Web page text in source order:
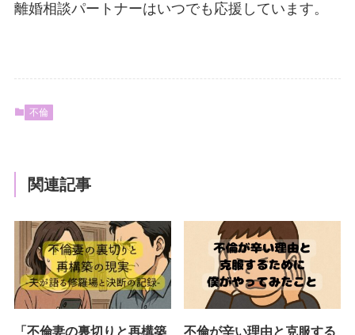
離婚相談パートナーはいつでも応援しています。
不倫
関連記事
「不倫妻の裏切りと再構築 不倫が辛い理由と克服する